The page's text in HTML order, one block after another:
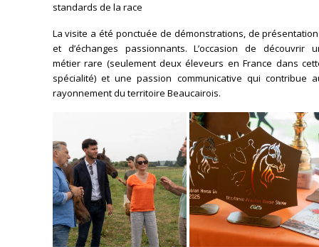
standards de la race
La visite a été ponctuée de démonstrations, de
et d’échanges passionnants. L’occasion de découvrir
métier rare (seulement deux éleveurs en France dans
spécialité) et une passion communicative qui contribue
rayonnement du territoire Beaucairois.